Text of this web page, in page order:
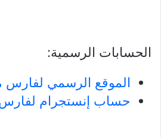
الحسابات الرسمية:
الموقع الرسمي
حساب إنستجرام